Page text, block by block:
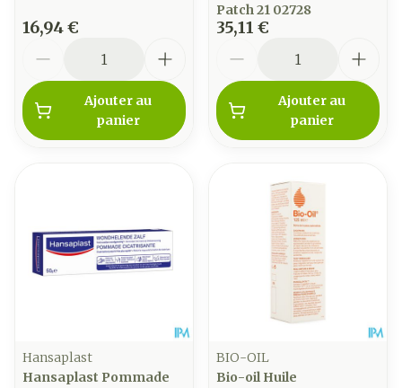
16,94 €
Ajouter au
panier
Patch 21 02728
35,11 €
Ajouter au
panier
Hansaplast
Hansaplast Pommade
BIO-OIL
Bio-oil Huile